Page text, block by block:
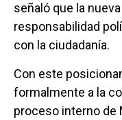
señaló que la
responsabilidad
con la ciudadanía.
Con este
formalmente a la
proceso interno de